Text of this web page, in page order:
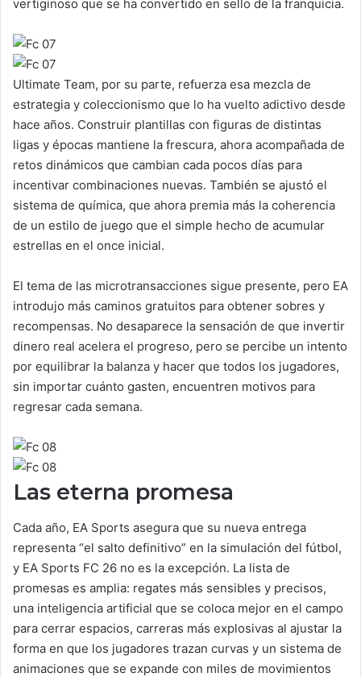
vertiginoso que se ha convertido en sello de la franquicia.
Ultimate Team, por su parte, refuerza esa mezcla de
estrategia y coleccionismo que lo ha vuelto adictivo desde
hace años. Construir plantillas con figuras de distintas
ligas y épocas mantiene la frescura, ahora acompañada de
retos dinámicos que cambian cada pocos días para
incentivar combinaciones nuevas. También se ajustó el
sistema de química, que ahora premia más la coherencia
de un estilo de juego que el simple hecho de acumular
estrellas en el once inicial.
El tema de las microtransacciones sigue presente, pero EA
introdujo más caminos gratuitos para obtener sobres y
recompensas. No desaparece la sensación de que invertir
dinero real acelera el progreso, pero se percibe un intento
por equilibrar la balanza y hacer que todos los jugadores,
sin importar cuánto gasten, encuentren motivos para
regresar cada semana.
Las eterna promesa
Cada año, EA Sports asegura que su nueva entrega
representa “el salto definitivo” en la simulación del fútbol,
y EA Sports FC 26 no es la excepción. La lista de
promesas es amplia: regates más sensibles y precisos,
una inteligencia artificial que se coloca mejor en el campo
para cerrar espacios, carreras más explosivas al ajustar la
forma en que los jugadores trazan curvas y un sistema de
animaciones que se expande con miles de movimientos